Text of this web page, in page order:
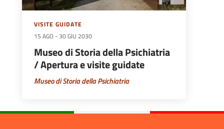
VISITE GUIDATE
15 AGO -30 GIU 2030
Museo di Storia della Psichiatria
/ Apertura e visite guidate
Museo di Storia della Psichiatria